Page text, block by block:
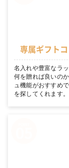
専属ギフト
名入れや豊富なラ
何を贈れば良いの
ュ機能がおすすめ
を探してくれます。